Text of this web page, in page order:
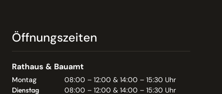
Öffnungszeiten
Rathaus & Bauamt
Montag
08:00 – 12:00 & 14:00 – 15:30 Uhr
Dienstag
08:00 – 12:00 & 14:00 – 15:30 Uhr